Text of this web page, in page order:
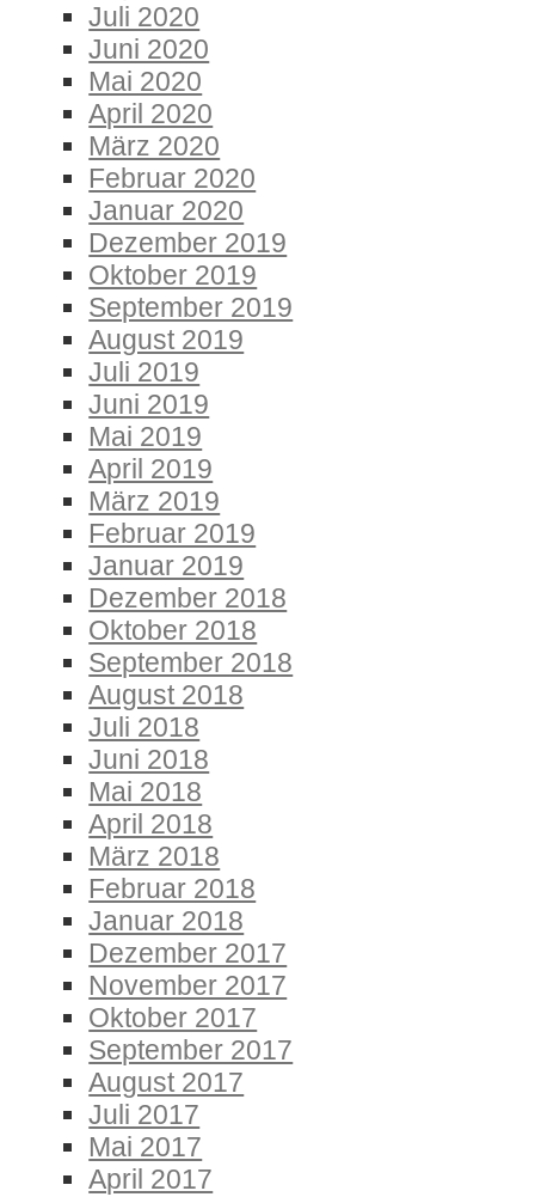
Juli 2020
Juni 2020
Mai 2020
April 2020
März 2020
Februar 2020
Januar 2020
Dezember 2019
Oktober 2019
September 2019
August 2019
Juli 2019
Juni 2019
Mai 2019
April 2019
März 2019
Februar 2019
Januar 2019
Dezember 2018
Oktober 2018
September 2018
August 2018
Juli 2018
Juni 2018
Mai 2018
April 2018
März 2018
Februar 2018
Januar 2018
Dezember 2017
November 2017
Oktober 2017
September 2017
August 2017
Juli 2017
Mai 2017
April 2017